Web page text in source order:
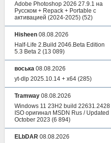
Adobe Photoshop 2026 27.9.1 на
Русском + Repack + Portable с
активацией (2024-2025) (52)
Hisheen 08.08.2026
Half-Life 2.Build 2046.Beta Edition
5.3 Beta 2 (13 089)
воська 08.08.2026
yt-dlp 2025.10.14 + x64 (285)
Tramway 08.08.2026
Windows 11 23H2 build 22631.2428
ISO оригинал MSDN Rus / Updated
October 2023 (6 894)
ELbDAR 08.08.2026